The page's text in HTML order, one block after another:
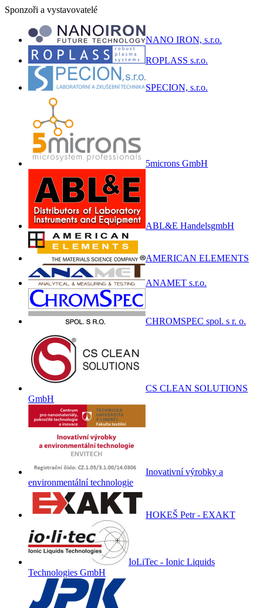
Sponzoři a vystavovatelé
NANO IRON, s.r.o.
ROPLASS s.r.o.
SPECION, s.r.o.
5microns GmbH
ABL&E HandelsgmbH
AMERICAN ELEMENTS
ANAMET s.r.o.
CHROMSPEC spol. s r. o.
CS CLEAN SOLUTIONS
GmbH
Inovativní výrobky a
environmentální technologie
HOKEŠ Petr - EXAKT
IoLiTec - Ionic Liquids
Technologies GmbH